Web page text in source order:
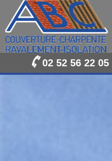
02 52 56 22 05